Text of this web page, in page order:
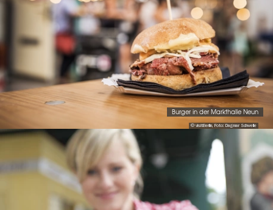
© visitBerlin, Foto: Dagmar Schwelle
Burger in der Markthalle Neun